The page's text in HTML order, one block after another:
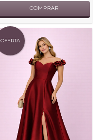
COMPRAR
OFERTA